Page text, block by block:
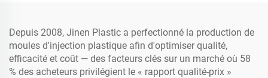
Depuis 2008, Jinen Plastic a perfectionné la production de
moules d'injection plastique afin d'optimiser qualité,
efficacité et coût — des facteurs clés sur un marché où 58
% des acheteurs privilégient le « rapport qualité-prix »